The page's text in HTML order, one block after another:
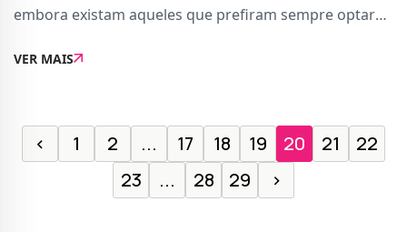
embora existam aqueles que prefiram sempre optar
jogo independentemente do que aconte�
VER MAIS
‹ 1 2 ... 17 18 19 20 21
22
23
... 28 29 ›